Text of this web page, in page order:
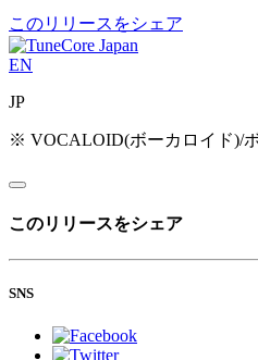
このリリースをシェア
EN
JP
※ VOCALOID(ボーカロイド)/
このリリースをシェア
SNS